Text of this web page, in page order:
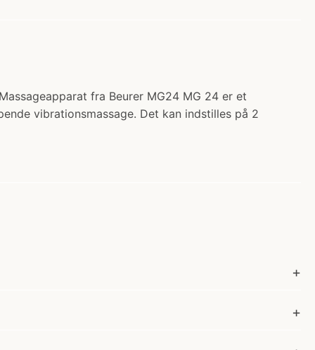
fra Beurer MG24 MG 24 er et
vibrationsmassage. Det kan indstilles på 2